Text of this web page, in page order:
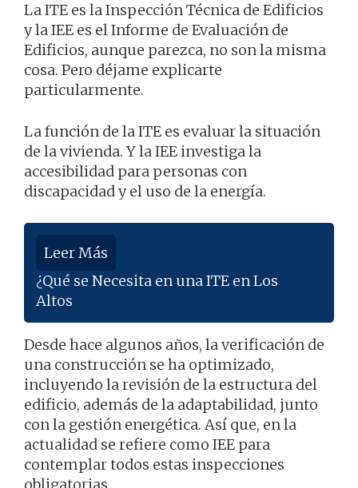
La ITE es la Inspección Técnica de Edificios
y la IEE es el Informe de Evaluación de
Edificios, aunque parezca, no son la misma
cosa. Pero déjame explicarte
particularmente.
La función de la ITE es evaluar la situación
de la vivienda. Y la IEE investiga la
accesibilidad para personas con
discapacidad y el uso de la energía.
Leer Más
¿Qué se Necesita en una ITE en Los
Altos
Desde hace algunos años, la verificación de
una construcción se ha optimizado,
incluyendo la revisión de la estructura del
edificio, además de la adaptabilidad, junto
con la gestión energética. Así que, en la
actualidad se refiere como IEE para
contemplar todos estas inspecciones